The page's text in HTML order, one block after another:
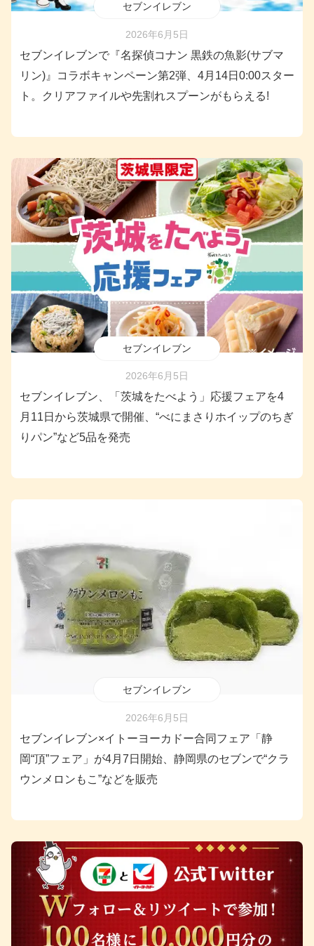
セブンイレブン
2026年6月5日
セブンイレブンで『名探偵コナン 黒鉄の魚影(サブマ
リン)』コラボキャンペーン第2弾、4月14日0:00スター
ト。クリアファイルや先割れスプーンがもらえる!
セブンイレブン
2026年6月5日
セブンイレブン、「茨城をたべよう」応援フェアを4
月11日から茨城県で開催、“べにまさりホイップのちぎ
りパン”など5品を発売
セブンイレブン
2026年6月5日
セブンイレブン×イトーヨーカドー合同フェア「静
岡“頂”フェア」が4月7日開始、静岡県のセブンで“クラ
ウンメロンもこ”などを販売